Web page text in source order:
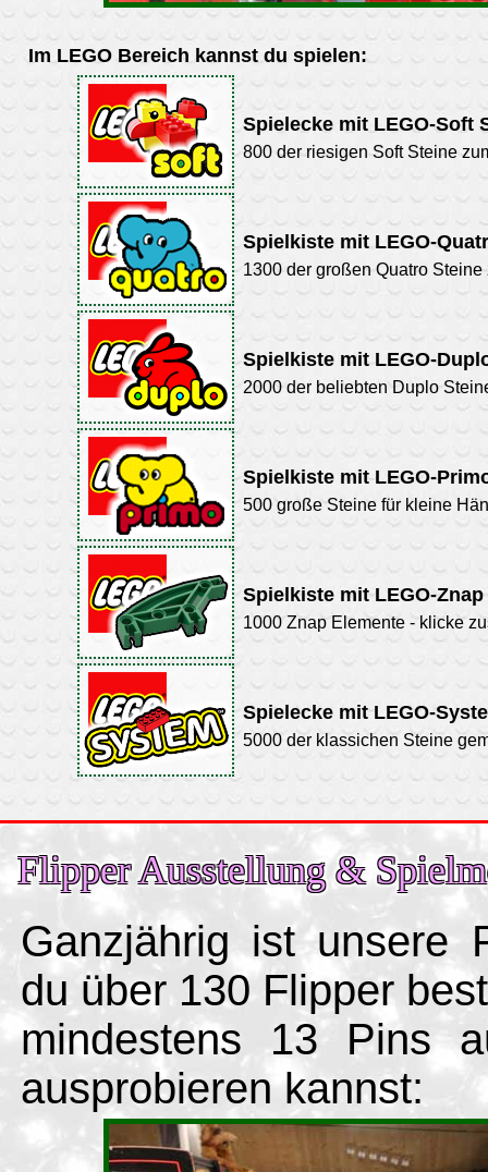
Im LEGO Bereich kannst du spielen:
Spielecke mit LEGO-Soft
800 der riesigen Soft Steine
Spielkiste mit LEGO-
1300 der großen Quatro
Spielkiste mit LEGO-
2000 der beliebten Duplo
Spielkiste mit LEGO-
500 große Steine für kleine
Spielkiste mit LEGO-
1000 Znap Elemente - klicke
Spielecke mit LEGO-
5000 der klassichen Steine
Flipper Ausstellung &
Ganzjährig ist unsere
du über 130 Flipper
mindestens 13 Pins
ausprobieren kannst: